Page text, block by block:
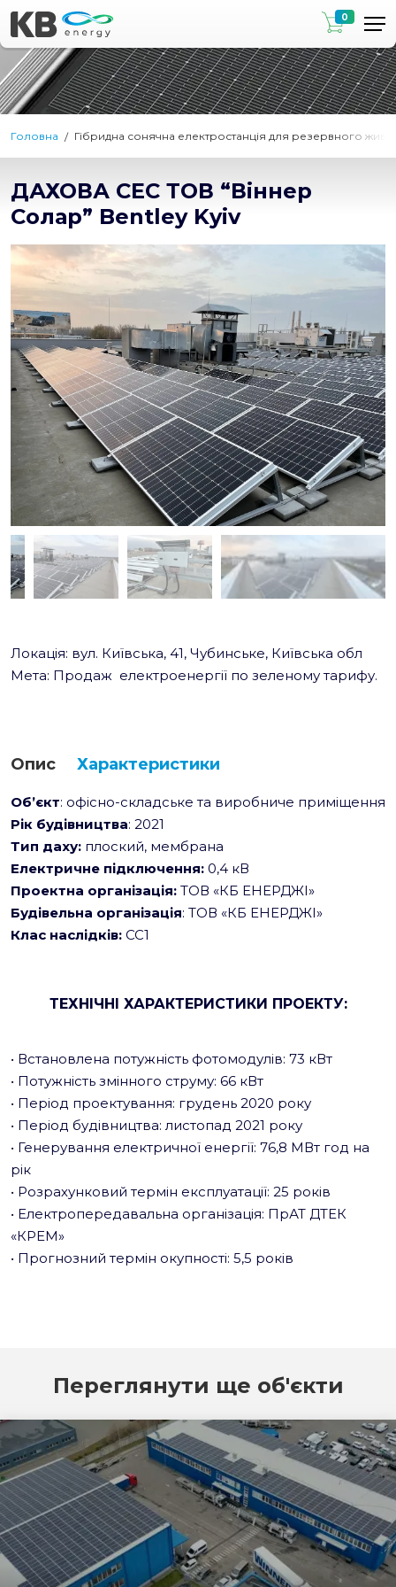
0
Головна Гібридна сонячна електростанція для резервного
ДАХОВА СЕС ТОВ “Віннер
Солар” Bentley Kyiv
Локація: вул. Київська, 41, Чубинське, Київська обл
Мета: Продаж електроенергії по зеленому тарифу.
Опис Характеристики
Об’єкт: офісно-складське та виробниче приміщення
Рік будівництва: 2021
Тип даху: плоский, мембрана
Електричне підключення: 0,4 кВ
Проектна організація: ТОВ «КБ ЕНЕРДЖІ»
Будівельна організація: ТОВ «КБ ЕНЕРДЖІ»
Клас наслідків: СС1
ТЕХНІЧНІ ХАРАКТЕРИСТИКИ ПРОЕКТУ:
• Встановлена потужність фотомодулів: 73 кВт
• Потужність змінного струму: 66 кВт
• Період проектування: грудень 2020 року
• Період будівництва: листопад 2021 року
• Генерування електричної енергії: 76,8 МВт год на
рік
• Розрахунковий термін експлуатації: 25 років
• Електропередавальна організація: ПрАТ ДТЕК
«КРЕМ»
• Прогнозний термін окупності: 5,5 років
Переглянути ще об'єкти